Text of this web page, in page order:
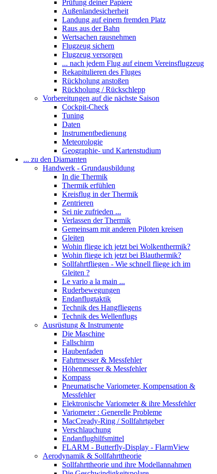
Prüfung deiner Papiere
Außenlandesicherheit
Landung auf einem fremden Platz
Raus aus der Bahn
Wertsachen rausnehmen
Flugzeug sichern
Flugzeug versorgen
... nach jedem Flug auf einem Vereinsflugzeug
Rekapitulieren des Fluges
Rückholung anstoßen
Rückholung / Rückschlepp
Vorbereitungen auf die nächste Saison
Cockpit-Check
Tuning
Daten
Instrumentbedienung
Meteorologie
Geographie- und Kartenstudium
... zu den Diamanten
Handwerk - Grundausbildung
In die Thermik
Thermik erfühlen
Kreisflug in der Thermik
Zentrieren
Sei nie zufrieden ...
Verlassen der Thermik
Gemeinsam mit anderen Piloten kreisen
Gleiten
Wohin fliege ich jetzt bei Wolkenthermik?
Wohin fliege ich jetzt bei Blauthermik?
Sollfahrtfliegen - Wie schnell fliege ich im
Gleiten ?
Le vario a la main ...
Ruderbewegungen
Endanflugtaktik
Technik des Hangfliegens
Technik des Wellenflugs
Ausrüstung & Instrumente
Die Maschine
Fallschirm
Haubenfaden
Fahrtmesser & Messfehler
Höhenmesser & Messfehler
Kompass
Pneumatische Variometer, Kompensation &
Messfehler
Elektronische Variometer & ihre Messfehler
Variometer : Generelle Probleme
MacCready-Ring / Sollfahrtgeber
Verschlauchung
Endanflughilfsmittel
FLARM - Butterfly-Display - FlarmView
Aerodynamik & Sollfahrttheorie
Sollfahrttheorie und ihre Modellannahmen